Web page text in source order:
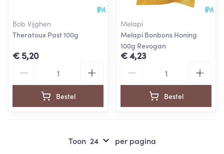
Bob Vijghen
Theratoux Past 100g
€ 5,20
Bestel
Melapi
Melapi Bonbons Honing
100g Revogan
€ 4,23
Bestel
Toon per pagina